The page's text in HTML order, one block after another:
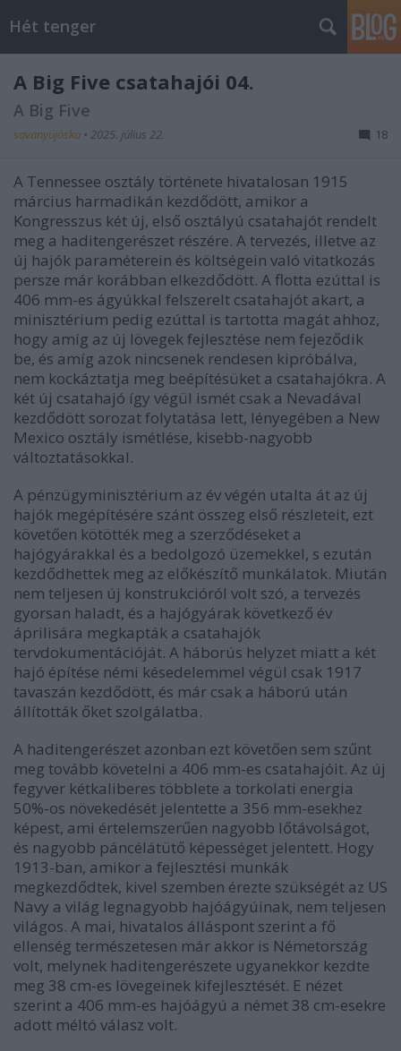
Hét tenger
A Big Five csatahajói 04.
A Big Five
savanyújóska • 2025. július 22. 18
A Tennessee osztály története hivatalosan 1915
március harmadikán kezdődött, amikor a
Kongresszus két új, első osztályú csatahajót rendelt
meg a haditengerészet részére. A tervezés, illetve az
új hajók paraméterein és költségein való vitatkozás
persze már korábban elkezdődött. A flotta ezúttal is
406 mm-es ágyúkkal felszerelt csatahajót akart, a
minisztérium pedig ezúttal is tartotta magát ahhoz,
hogy amíg az új lövegek fejlesztése nem fejeződik
be, és amíg azok nincsenek rendesen kipróbálva,
nem kockáztatja meg beépítésüket a csatahajókra. A
két új csatahajó így végül ismét csak a Nevadával
kezdődött sorozat folytatása lett, lényegében a New
Mexico osztály ismétlése, kisebb-nagyobb
változtatásokkal.
A pénzügyminisztérium az év végén utalta át az új
hajók megépítésére szánt összeg első részleteit, ezt
követően kötötték meg a szerződéseket a
hajógyárakkal és a bedolgozó üzemekkel, s ezután
kezdődhettek meg az előkészítő munkálatok. Miután
nem teljesen új konstrukcióról volt szó, a tervezés
gyorsan haladt, és a hajógyárak következő év
áprilisára megkapták a csatahajók
tervdokumentációját. A háborús helyzet miatt a két
hajó építése némi késedelemmel végül csak 1917
tavaszán kezdődött, és már csak a háború után
állították őket szolgálatba.
A haditengerészet azonban ezt követően sem szűnt
meg tovább követelni a 406 mm-es csatahajóit. Az új
fegyver kétkaliberes többlete a torkolati energia
50%-os növekedését jelentette a 356 mm-esekhez
képest, ami értelemszerűen nagyobb lőtávolságot,
és nagyobb páncélátütő képességet jelentett. Hogy
1913-ban, amikor a fejlesztési munkák
megkezdődtek, kivel szemben érezte szükségét az US
Navy a világ legnagyobb hajóágyúinak, nem teljesen
világos. A mai, hivatalos álláspont szerint a fő
ellenség természetesen már akkor is Németország
volt, melynek haditengerészete ugyanekkor kezdte
meg 38 cm-es lövegeinek kifejlesztését. E nézet
szerint a 406 mm-es hajóágyú a német 38 cm-esekre
adott méltó válasz volt.